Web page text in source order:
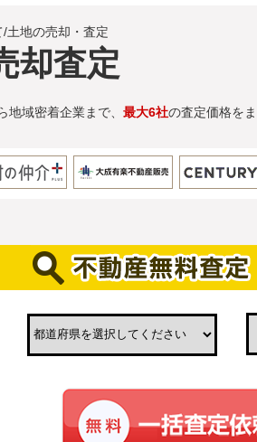
土地の売却・査定
却査定
域密着企業まで、 最大6社の査定価格を